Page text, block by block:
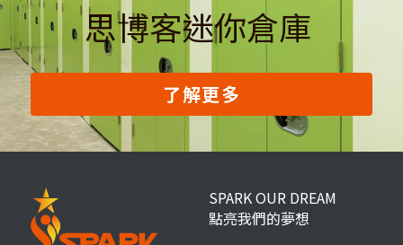
思博客迷你倉庫
了解更多
SPARK OUR DREAM
點亮我們的夢想